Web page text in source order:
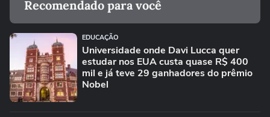
Recomendado para você
EDUCAÇÃO
Universidade onde Davi Lucca quer
estudar nos EUA custa quase R$ 400
mil e já teve 29 ganhadores do prêmio
Nobel